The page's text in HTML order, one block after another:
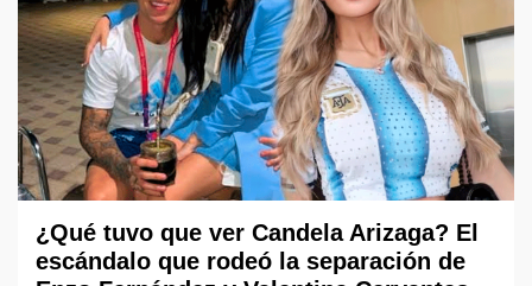
¿Qué tuvo que ver Candela Arizaga? El
escándalo que rodeó la separación de